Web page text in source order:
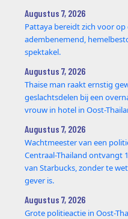
Augustus 7, 2026
Pattaya bereidt zich voor op
adembenemend,
spektakel.
Augustus 7, 2026
Thaise man raakt ernstig
geslachtsdelen bij een
vrouw in hotel in Oost-
Augustus 7, 2026
Wachtmeester van een
Centraal-Thailand ontvangt
van Starbucks, zonder te
gever is.
Augustus 7, 2026
Grote politieactie in Oost-